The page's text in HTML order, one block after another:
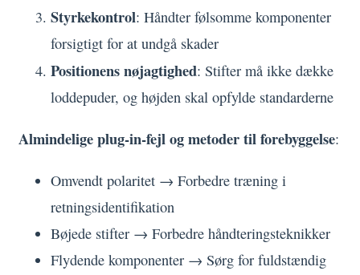
Styrkekontrol: Håndter følsomme komponenter
forsigtigt for at undgå skader
Positionens nøjagtighed: Stifter må ikke dække
loddepuder, og højden skal opfylde standarderne
Almindelige plug-in-fejl og metoder til forebyggelse:
Omvendt polaritet → Forbedre træning i
retningsidentifikation
Bøjede stifter → Forbedre håndteringsteknikker
Flydende komponenter → Sørg for fuldstændig